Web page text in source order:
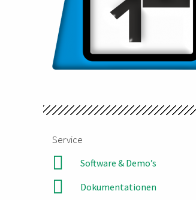
Service
Software & Demo’s
Dokumentationen